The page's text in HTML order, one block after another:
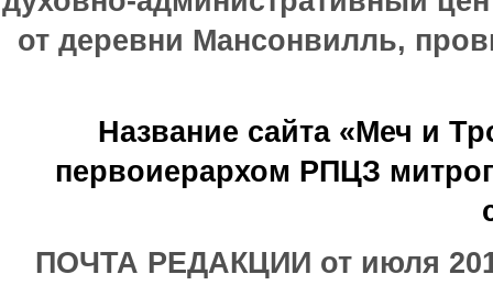
от деревни Мансонвилль,
Название сайта «Меч и
первоиерархом РПЦЗ
ПОЧТА РЕДАКЦИИ от июля